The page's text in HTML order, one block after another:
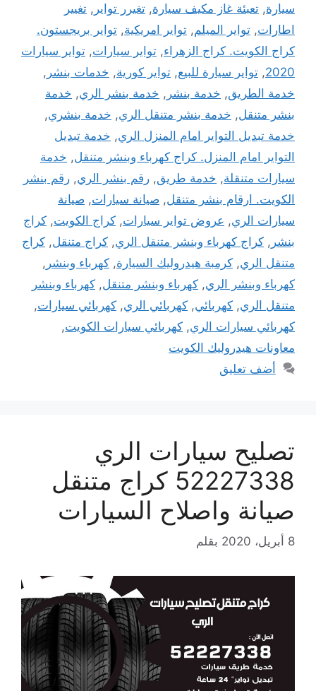
سيارة, تعبئة غاز مكيف سيارة, تغيرر تواير , تغيير
اطارات, تواير الميلم, تواير امريكية, تواير بريجستون.
كراج الكويت. كراج الزهراء, تواير سيارات, تواير سيارات
2020
, تواير سيارة للبيع, تواير كورية, خدمات بنشر ,
خدمة الطريق, خدمة بنشر , خدمة بنشر الري, خدمة
بنشر متنقل, خدمة بنشر متنقل الري, خدمة بنشري,
خدمة تبديل التواير امام المنزل الري, خدمة تبديل
التواير امام المنزل. كراج كهرباء وبنشر متنقل, خدمة
سيارات متنقلة, خدمة طريق, رقم بنشر الري, رقم بنشر
الكويت. ارقام بنشر متنقل, صيانة سيارات, صيانة
سيارات الري, عروض تواير سيارات, كراج الكويت, كراج
بنشر , كراج كهرباء وبنشر متنقل الري, كراج متنقل, كراج
متنقل الري, كرمبة هيدروليك السيارة, كهرباء وبنشر ,
كهرباء وبنشر الري, كهرباء وبنشر متنقل, كهرباء وبنشر
متنقل الري, كهربائي, كهربائي الري, كهربائي سيارات,
كهربائي سيارات الري, كهربائي سيارات الكويت,
معاونات هيدروليك الكويت
أضف تعليق
تصليح سيارات الري
52227338 كراج متنقل
صيانة واصلاح السيارات
8 أبريل، 2020 بقلم